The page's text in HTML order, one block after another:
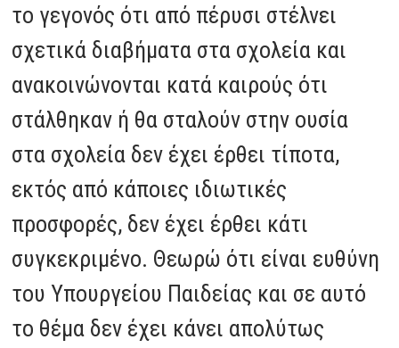
το γεγονός ότι από πέρυσι στέλνει
σχετικά διαβήματα στα σχολεία και
ανακοινώνονται κατά καιρούς ότι
στάλθηκαν ή θα σταλούν στην ουσία
στα σχολεία δεν έχει έρθει τίποτα,
εκτός από κάποιες ιδιωτικές
προσφορές, δεν έχει έρθει κάτι
συγκεκριμένο. Θεωρώ ότι είναι ευθύνη
του Υπουργείου Παιδείας και σε αυτό
το θέμα δεν έχει κάνει απολύτως